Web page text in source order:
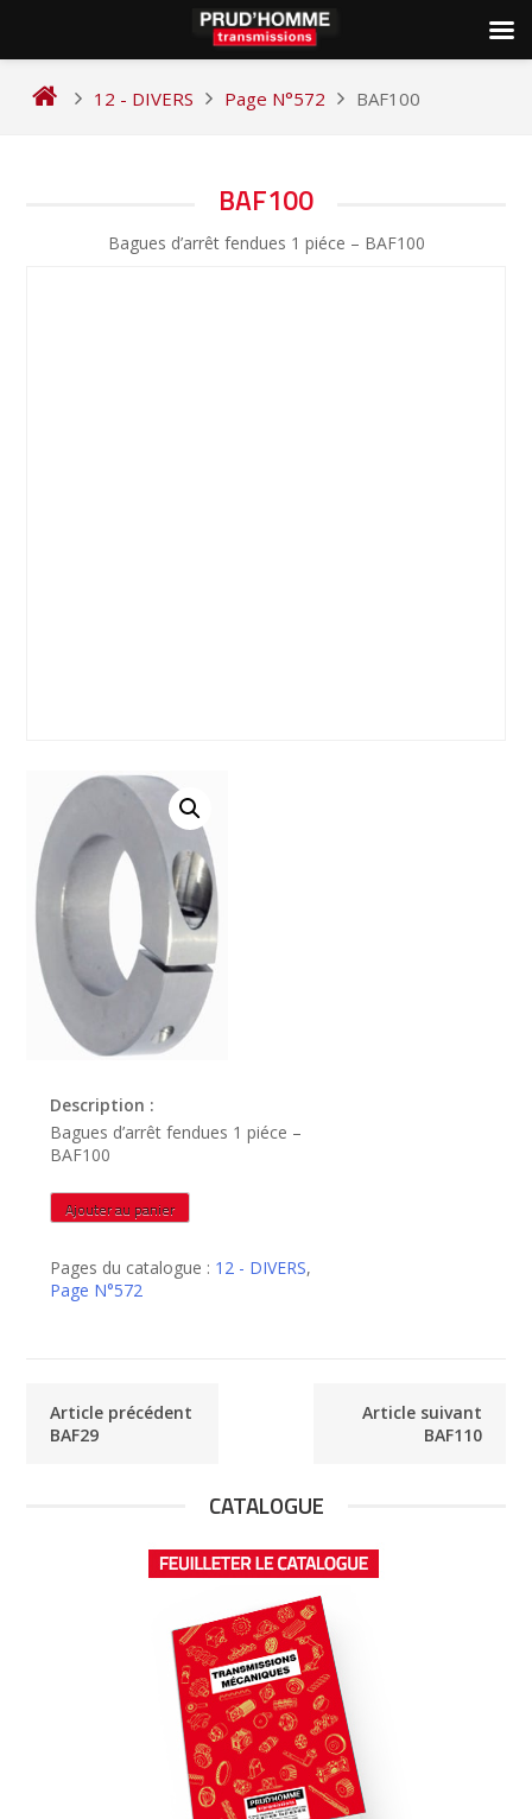
12 - DIVERS Page N°572 BAF100
BAF100
Bagues d’arrêt fendues 1 piéce – BAF100
Description :
Bagues d’arrêt fendues 1 piéce –
BAF100
quantité
de
Ajouter au panier
Pages du catalogue : 12 - DIVERS,
Page N°572
Article précédent
BAF29
Article suivant
BAF110
CATALOGUE